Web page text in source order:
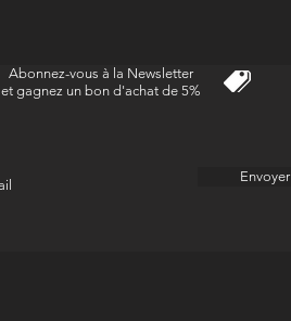
Abonnez-vous à la Newsletter
et gagnez un bon d'achat de 5%
Envoyer